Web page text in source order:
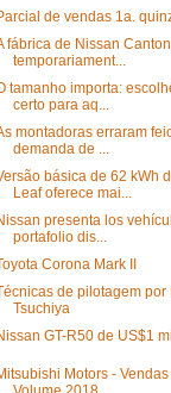
de vendas 1a.
fábrica de Nissan
temporariament...
tamanho importa:
certo para aq...
montadoras erraram
demanda de ...
básica de 62 kWh
Leaf oferece mai...
presenta los
portafolio dis...
Corona Mark II
de pilotagem por
Tsuchiya
GT-R50 de US$1
Motors -